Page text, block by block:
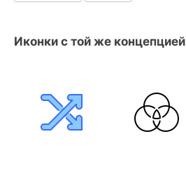
Иконки с той же концепцией